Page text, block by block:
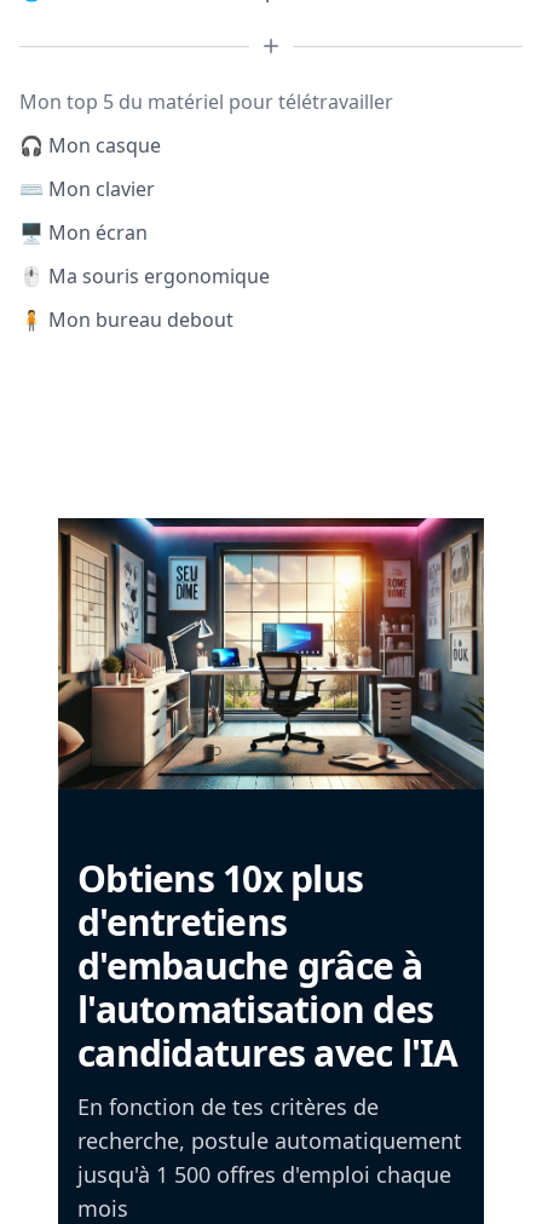
Mon top 5 du matériel pour télétravailler
🎧 Mon casque
⌨️ Mon clavier
🖥️ Mon écran
🖱️ Ma souris ergonomique
🧍 Mon bureau debout
Obtiens 10x plus
d'entretiens
d'embauche grâce à
l'automatisation des
candidatures avec l'IA
En fonction de tes critères de
recherche, postule automatiquement
jusqu'à 1 500 offres d'emploi chaque
mois